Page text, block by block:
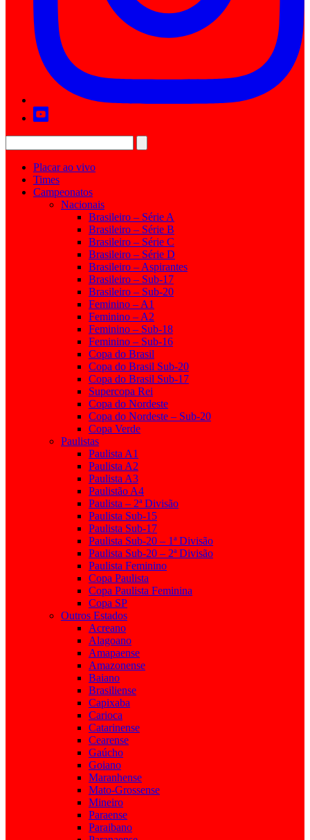
Placar ao vivo
Times
Campeonatos
Nacionais
Brasileiro – Série A
Brasileiro – Série B
Brasileiro – Série C
Brasileiro – Série D
Brasileiro – Aspirantes
Brasileiro – Sub-17
Brasileiro – Sub-20
Feminino – A1
Feminino – A2
Feminino – Sub-18
Feminino – Sub-16
Copa do Brasil
Copa do Brasil Sub-20
Copa do Brasil Sub-17
Supercopa Rei
Copa do Nordeste
Copa do Nordeste – Sub-20
Copa Verde
Paulistas
Paulista A1
Paulista A2
Paulista A3
Paulistão A4
Paulista – 2ª Divisão
Paulista Sub-15
Paulista Sub-17
Paulista Sub-20 – 1ª Divisão
Paulista Sub-20 – 2ª Divisão
Paulista Feminino
Copa Paulista
Copa Paulista Feminina
Copa SP
Outros Estados
Acreano
Alagoano
Amapaense
Amazonense
Baiano
Brasiliense
Capixaba
Carioca
Catarinense
Cearense
Gaúcho
Goiano
Maranhense
Mato-Grossense
Mineiro
Paraense
Paraibano